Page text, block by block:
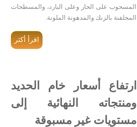
المسحوب على الحار وعلى البارد، والمسطحات
المجلفنة بالزنك والمدهونة الملونة.
اقرأ أكثر
ارتفاع أسعار خام الحديد
ومنتجاته النهائية إلى
مستويات غير مسبوقة